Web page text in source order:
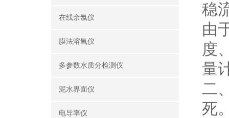
在线余氯仪
膜法溶氧仪
多参数水质分检测仪
泥水界面仪
电导率仪
稳
由
度
量
二
死